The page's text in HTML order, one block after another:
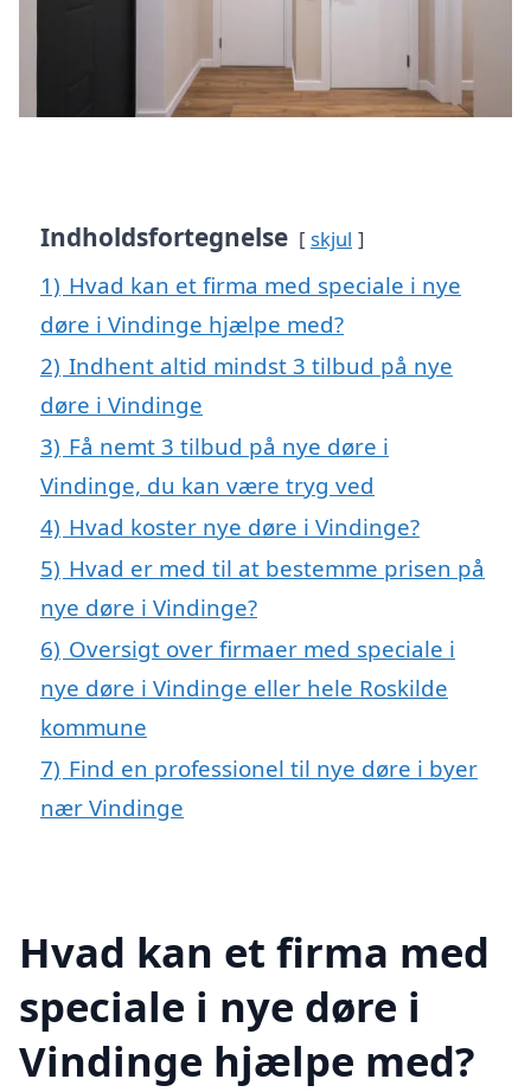
Indholdsfortegnelse skjul
1) Hvad kan et firma med speciale i nye
døre i Vindinge hjælpe med?
2) Indhent altid mindst 3 tilbud på nye
døre i Vindinge
3) Få nemt 3 tilbud på nye døre i
Vindinge, du kan være tryg ved
4) Hvad koster nye døre i Vindinge?
5) Hvad er med til at bestemme prisen på
nye døre i Vindinge?
6) Oversigt over firmaer med speciale i
nye døre i Vindinge eller hele Roskilde
kommune
7) Find en professionel til nye døre i byer
nær Vindinge
Hvad kan et firma med
speciale i nye døre i
Vindinge hjælpe med?